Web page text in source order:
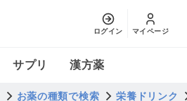
ログイン マイページ
サプリ 漢方薬
お薬の種類で検索 栄養ドリンク